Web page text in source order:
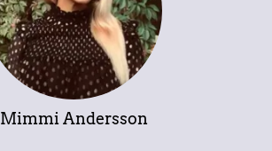
Mimmi Andersson